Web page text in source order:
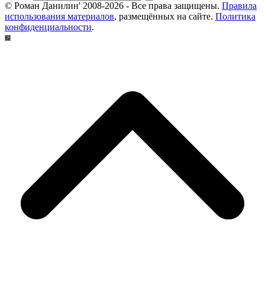
© Роман Данилин' 2008-2026 - Все права защищены. Правила
использования материалов, размещённых на сайте. Политика
конфиденциальности.